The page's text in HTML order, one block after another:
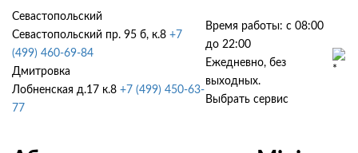
Севастопольский
Севастопольский пр. 95 б, к.8 +7
(499) 460-69-84
Дмитровка
Лобненская д.17 к.8 +7 (499) 450-63-
77
Время работы: с 08:00
до 22:00
Ежедневно, без
выходных.
Выбрать сервис